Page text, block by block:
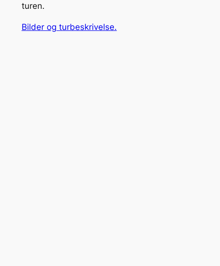
turen.
Bilder og turbeskrivelse.